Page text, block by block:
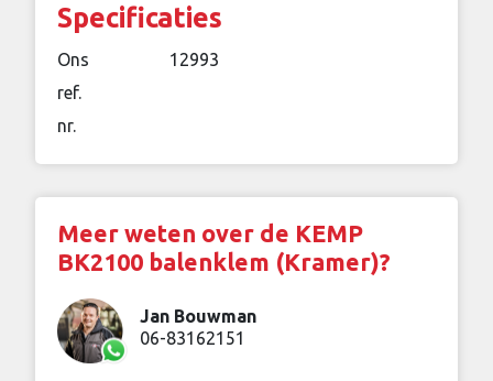
Specificaties
Ons
ref.
nr.
12993
Meer weten over de KEMP
BK2100 balenklem (Kramer)?
Jan Bouwman
06-83162151